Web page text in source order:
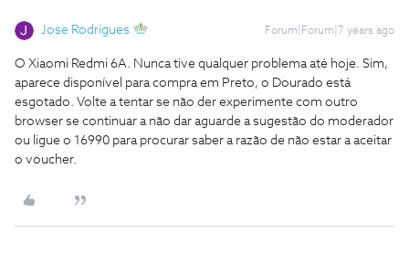
Jose Rodrigues Forum|Forum|7 years ago
O Xiaomi Redmi 6A. Nunca tive qualquer problema até hoje. Sim,
aparece disponível para compra em Preto, o Dourado está
esgotado. Volte a tentar se não der experimente com outro
browser se continuar a não dar aguarde a sugestão do moderador
ou ligue o 16990 para procurar saber a razão de não estar a aceitar
o voucher.